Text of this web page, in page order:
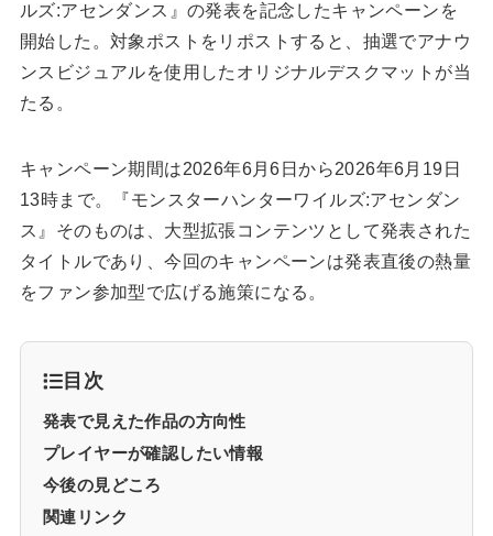
ルズ:アセンダンス』の発表を記念したキャンペーンを
開始した。対象ポストをリポストすると、抽選でアナウ
ンスビジュアルを使用したオリジナルデスクマットが当
たる。
キャンペーン期間は2026年6月6日から2026年6月19日
13時まで。『モンスターハンターワイルズ:アセンダン
ス』そのものは、大型拡張コンテンツとして発表された
タイトルであり、今回のキャンペーンは発表直後の熱量
をファン参加型で広げる施策になる。
目次
発表で見えた作品の方向性
プレイヤーが確認したい情報
今後の見どころ
関連リンク